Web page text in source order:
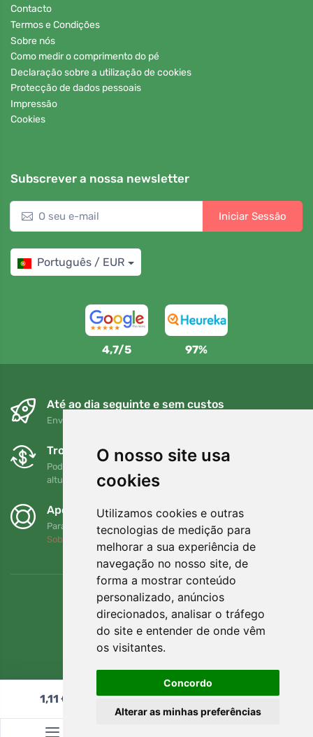
O nosso site usa
cookies
Utilizamos cookies e outras
tecnologias de medição para
melhorar a sua experiência de
navegação no nosso site, de
forma a mostrar conteúdo
personalizado, anúncios
direcionados, analisar o tráfego
do site e entender de onde vêm
os visitantes.
Concordo
Alterar as minhas preferências
Contacto
Termos e Condições
Sobre nós
Como medir o comprimento do pé
Declaração sobre a utilização de cookies
Protecção de dados pessoais
Impressão
Cookies
Subscrever a nossa newsletter
Iniciar Sessão
Português / EUR
4,7/5 97%
Até ao dia seguinte e sem custos
Envio gratuito para encomendas superiores a 80 EUR
Trocas e devoluções gratuitas
Pode devolver ou trocar a sua encomenda em qualquer
altura no prazo de 90 dias
Apoiamos a Trees.org
Para cada encomenda plantamos uma árvore! Leia mais
Sobre nós
1,11 € Adicionar ao carrinho